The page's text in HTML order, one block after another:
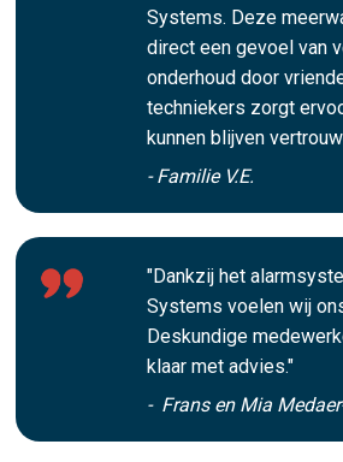
Systems. Deze
direct een gevoel van
onderhoud door
techniekers zorgt
kunnen blijven
- Familie V.E.
"Dankzij het
Systems voelen wij
Deskundige
klaar met advies."
- Frans en Mia